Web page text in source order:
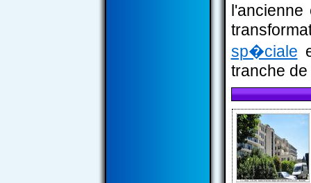
sp�ciale
tranche de